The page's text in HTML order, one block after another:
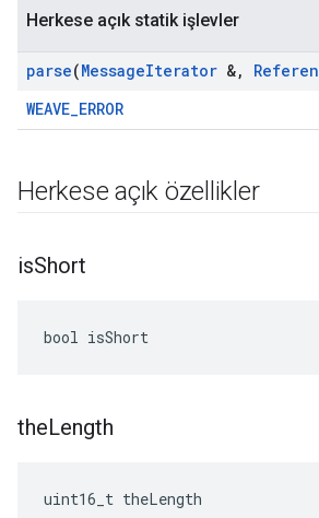
Herkese açık statik işlevler
parse(MessageIterator &,
WEAVE_ERROR
Herkese açık özellikler
isShort
bool isShort
theLength
uint16_t theLength